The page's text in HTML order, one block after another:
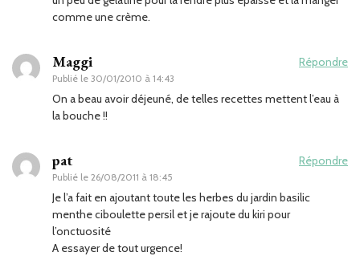
comme une crème.
Maggi
Publié le 30/01/2010 à 14:43
Répondre
On a beau avoir déjeuné, de telles recettes mettent l’eau à
la bouche !!
pat
Publié le 26/08/2011 à 18:45
Répondre
Je l’a fait en ajoutant toute les herbes du jardin basilic
menthe ciboulette persil et je rajoute du kiri pour
l’onctuosité
A essayer de tout urgence!